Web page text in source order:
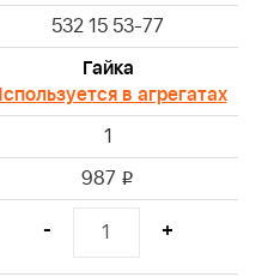
532 15 53-77
Гайка
в агрегатах
1
987 i
- +